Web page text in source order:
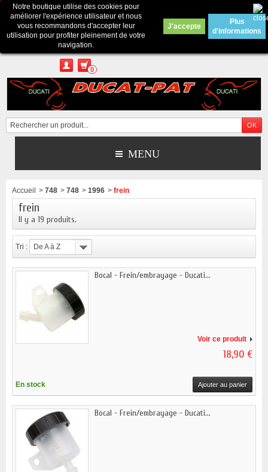
Contactez-nous
Appelez-nous au :Pour tous renseignements : merci d'envoyer un mail
depuis le formulaire de contact ou sur ducatpat25@gmail.com
0
MENU
Notre boutique utilise des cookies pour
améliorer l'expérience utilisateur et nous
vous recommandons d'accepter leur
utilisation pour profiter pleinement de votre
navigation.
J'accepte
Plus
d'informations
Accueil > 748 > 748 > 1996 > frein
frein
Il y a 19 produits.
Tri : De A à Z
Bocal - Frein/embrayage - Ducati...
Voir ce produit
18,90 €
En stock Ajouter au panier
Bocal - Frein/embrayage - Ducati...